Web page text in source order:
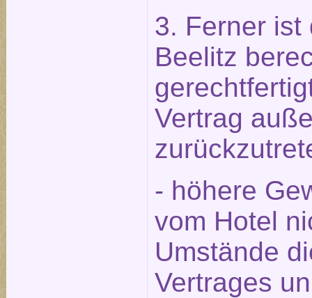
3. Ferner ist
Beelitz
Vertrag
- höhere
vom Hotel
Umstände
Vertrages